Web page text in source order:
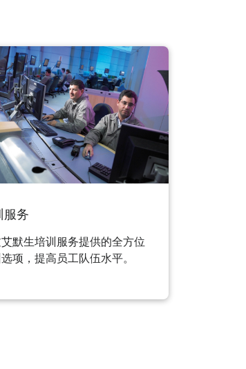
服务
默生培训服务提供的全方位
项，提高员工队伍水平。